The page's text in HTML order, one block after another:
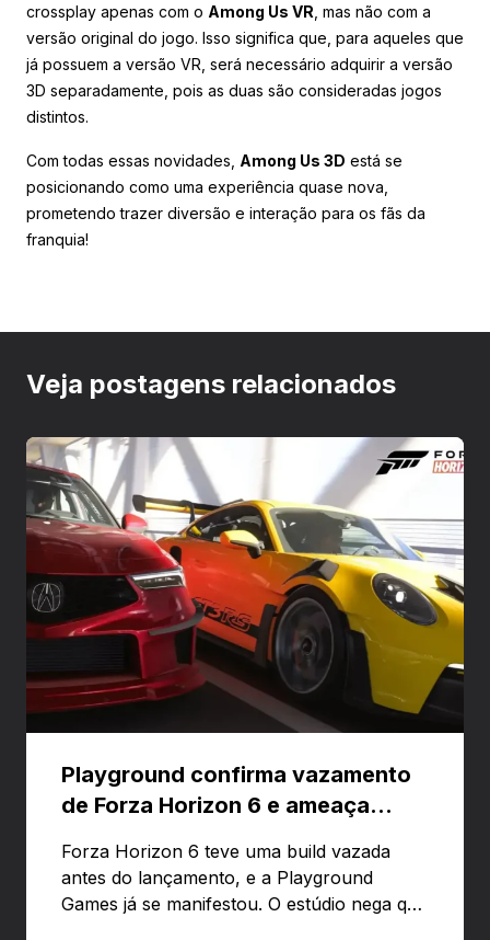
crossplay apenas com o Among Us VR , mas não com a
versão original do jogo. Isso significa que, para aqueles que
já possuem a versão VR, será necessário adquirir a versão
3D separadamente, pois as duas são consideradas jogos
distintos.
Com todas essas novidades, Among Us 3D está se
posicionando como uma experiência quase nova,
prometendo trazer diversão e interação para os fãs da
franquia!
Veja postagens relacionados
Playground confirma vazamento
de Forza Horizon 6 e ameaça
Forza Horizon 6 teve uma build vazada
antes do lançamento, e a Playground
Games já se manifestou. O estúdio nega que